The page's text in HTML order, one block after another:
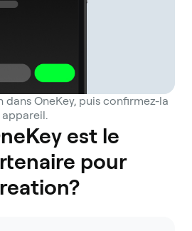
OneKey, puis confirmez-la
est le
pour